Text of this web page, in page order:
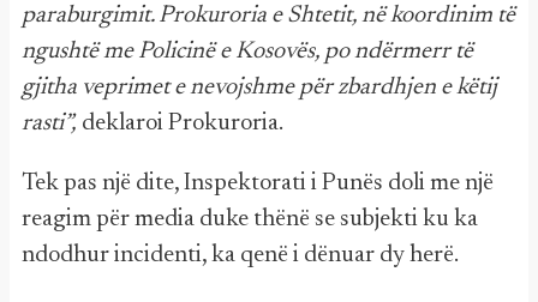
paraburgimit. Prokuroria e Shtetit, në koordinim të
ngushtë me Policinë e Kosovës, po ndërmerr të
gjitha veprimet e nevojshme për zbardhjen e këtij
rasti”, deklaroi Prokuroria.
Tek pas një dite, Inspektorati i Punës doli me një
reagim për media duke thënë se subjekti ku ka
ndodhur incidenti, ka qenë i dënuar dy herë.